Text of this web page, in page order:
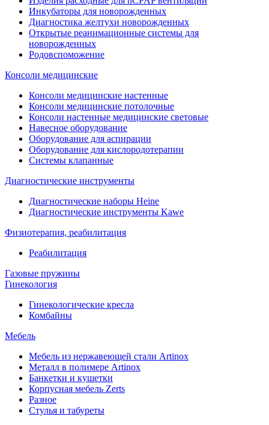
Инкубаторы для новорожденных
Диагностика желтухи новорожденных
Открытые реанимационные системы для
новорожденных
Родовспоможение
Консоли медицинские
Консоли медицинские настенные
Консоли медицинские потолочные
Консоли настенные медицинские световые
Навесное оборудование
Оборудование для аспирации
Оборудование для кислородотерапии
Системы клапанные
Диагностические инструменты
Диагностические наборы Heine
Диагностические инструменты Kawe
Физиотерапия, реабилитация
Реабилитация
Газовые пружины
Гинекология
Гинекологические кресла
Комбайны
Мебель
Мебель из нержавеющей стали Artinox
Металл в полимере Artinox
Банкетки и кушетки
Корпусная мебель Zerts
Разное
Стулья и табуреты